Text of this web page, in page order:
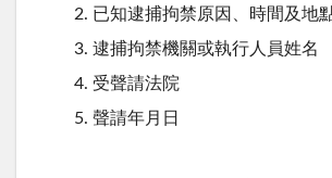
已知逮捕拘禁原因、時間及地
逮捕拘禁機關或執行人員姓名
受聲請法院
聲請年月日